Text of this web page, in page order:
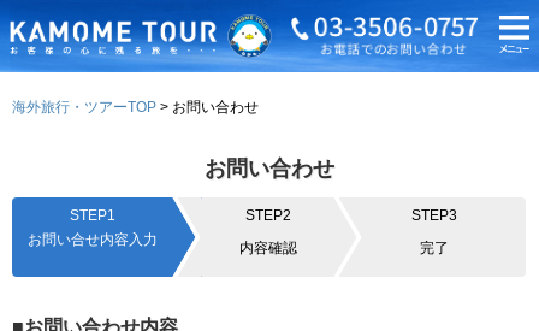
海外旅行・ツアーTOP お問い合わせ
お問い合わせ
STEP1
お問い合せ内容入力
STEP2
内容確認
STEP3
完了
■お問い合わせ内容